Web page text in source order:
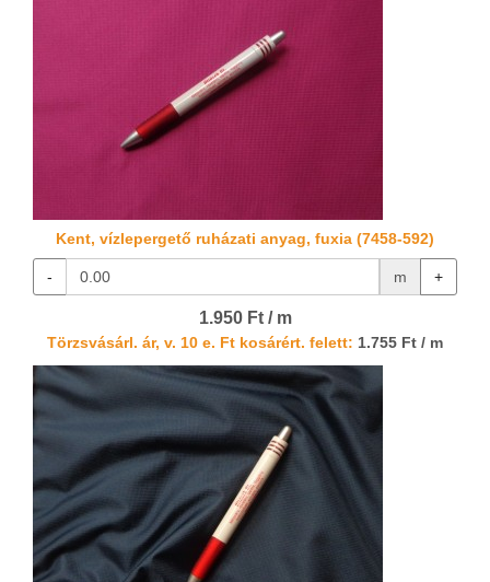
Kent, vízlepergető ruházati anyag, fuxia (7458-592)
- m +
1.950 Ft / m
Törzsvásárl. ár, v. 10 e. Ft kosárért. felett: 1.755 Ft / m